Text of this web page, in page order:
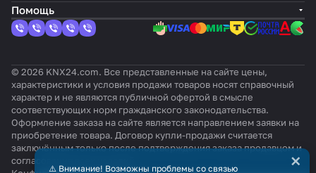
Помощь
© 2026 KNX24.com. Все представленные на сайте цены,
характеристики и условия продажи товаров носят справочный
характер и не являются публичной офертой в смысле
соответствующих норм гражданского законодательства.
Оформление заказа на сайте является направлением заявки на
приобретение товара. Договор купли-продажи считается
заключённым только после подтверждения заказа продавцом и
согласования всех условий.
⚠️ Внимание! Возможны проблемы со связью ×